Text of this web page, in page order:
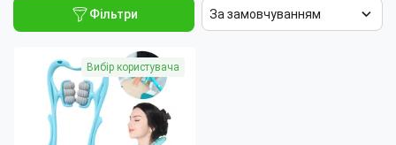
Фільтри За замовчуванням
Вибір користувача